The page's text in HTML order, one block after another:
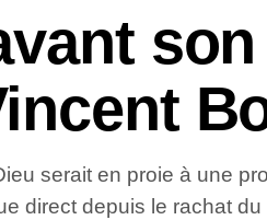
serait en proie à une
direct depuis le rachat